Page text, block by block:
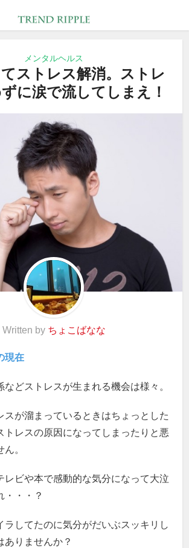
メンタルヘルス
ストレス解消。ストレ
に涙で流してしまえ！
Written by ちょこばなな
現在
などストレスが生まれる機会は様々。
スが溜まっているときはちょっとした
トレスの原因になってしまったりと悪
。
レビや本で感動的な気分になって大泣
・・・？
ラしてたのに気分がだいぶスッキリし
ありませんか？